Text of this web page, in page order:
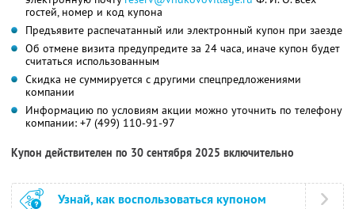
гостей, номер и код купона
Предъявите распечатанный или электронный купон при заезде
Об отмене визита предупредите за 24 часа, иначе купон будет
считаться использованным
Скидка не суммируется с другими спецпредложениями
компании
Информацию по условиям акции можно уточнить по телефону
компании: +7 (499) 110-91-97
Купон действителен по 30 сентября 2025 включительно
Узнай, как воспользоваться купоном